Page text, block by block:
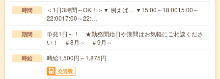
時間
＜1日3時間～OK！＞▼ 例えば… ▼15:00～18:0015:00～
22:0017:00～22:…
期間
単発1日～！ ★勤務開始日や期間はお気軽にご相談くださ
い！ ＃8月～ ＃9月～
時給 時給1,500円～1,875円
交通費